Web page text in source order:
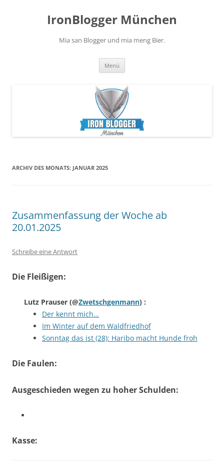
IronBlogger München
Mia san Blogger und mia meng Bier.
Menü
ARCHIV DES MONATS: JANUAR 2025
Zusammenfassung der Woche ab
20.01.2025
Schreibe eine Antwort
Die Fleißigen:
Lutz Prauser (@Zwetschgenmann) :
Der kennt mich…
Im Winter auf dem Waldfriedhof
Sonntag das ist (28): Haribo macht Hunde froh
Die Faulen:
Ausgeschieden wegen zu hoher Schulden:
Kasse: